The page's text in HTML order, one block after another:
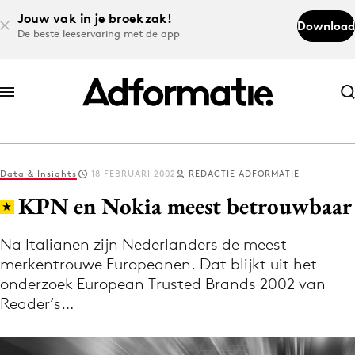
Jouw vak in je broekzak!
De beste leeservaring met de app
Download
Abonneer nu
Abonneer nu
Log in
Download de app
Volg het laatste nieuws via de Adformatie
Nieuws app
Data & Insights 18 FEBRUARI 2002 REDACTIE ADFORMATIE
KPN en Nokia meest betrouwbaar
Na Italianen zijn Nederlanders de meest
merkentrouwe Europeanen. Dat blijkt uit het
onderzoek European Trusted Brands 2002 van
Reader’s…